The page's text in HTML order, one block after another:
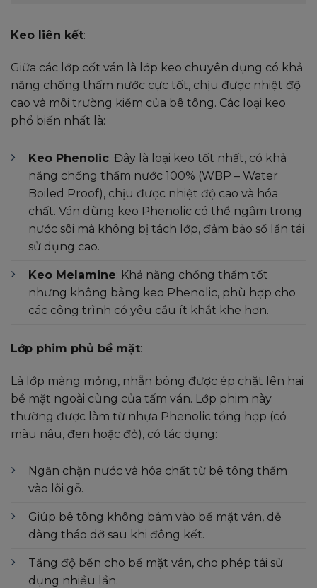
Keo liên kết:
Giữa các lớp cốt ván là lớp keo chuyên dụng có khả
năng chống thấm nước cực tốt, chịu được nhiệt độ
cao và môi trường kiềm của bê tông. Các loại keo
phổ biến nhất là:
Keo Phenolic: Đây là loại keo tốt nhất, có khả
năng chống thấm nước 100% (WBP – Water
Boiled Proof), chịu được nhiệt độ cao và hóa
chất. Ván dùng keo Phenolic có thể ngâm trong
nước sôi mà không bị tách lớp, đảm bảo số lần tái
sử dụng cao.
Keo Melamine: Khả năng chống thấm tốt
nhưng không bằng keo Phenolic, phù hợp cho
các công trình có yêu cầu ít khắt khe hơn.
Lớp phim phủ bề mặt:
Là lớp màng mỏng, nhẵn bóng được ép chặt lên hai
bề mặt ngoài cùng của tấm ván. Lớp phim này
thường được làm từ nhựa Phenolic tổng hợp (có
màu nâu, đen hoặc đỏ), có tác dụng:
Ngăn chặn nước và hóa chất từ bê tông thấm
vào lõi gỗ.
Giúp bê tông không bám vào bề mặt ván, dễ
dàng tháo dỡ sau khi đông kết.
Tăng độ bền cho bề mặt ván, cho phép tái sử
dụng nhiều lần.